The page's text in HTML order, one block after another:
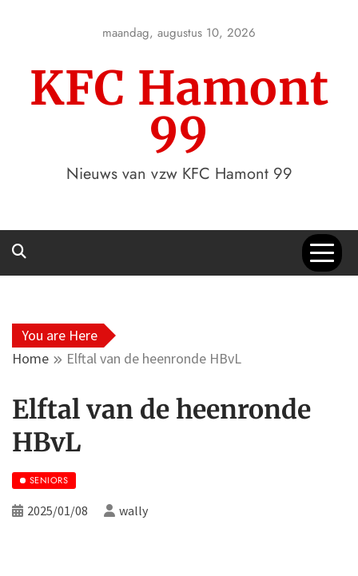
maandag, augustus 10, 2026
KFC Hamont
99
Nieuws van vzw KFC Hamont 99
You are Here
Home
Elftal van de heenronde HBvL
Elftal van de heenronde
HBvL
SENIORS
2025/01/08 wally